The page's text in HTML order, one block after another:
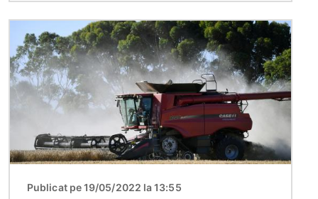
Imagine
Publicat pe 19/05/2022 la 13:55